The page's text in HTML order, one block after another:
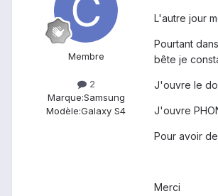
Membre
2
Marque:Samsung
Modèle:Galaxy S4
L'autre jour
Pourtant
bête je
J'ouvre le
J'ouvre
Pour avoir
Merci